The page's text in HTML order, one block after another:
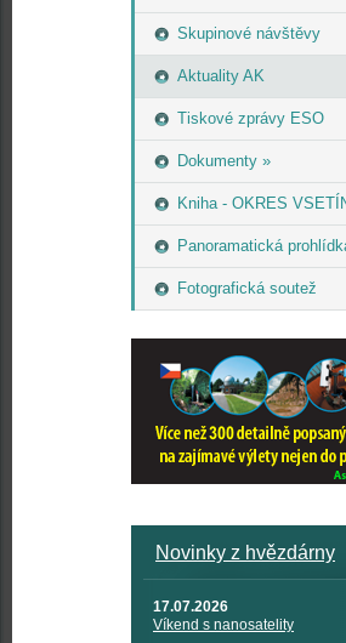
Skupinové návštěvy
Aktuality AK
Tiskové zprávy ESO
Dokumenty »
Kniha - OKRES
Panoramatická
Fotografická soutež
Novinky z hvězdárny
17.07.2026
Víkend s nanosatelity